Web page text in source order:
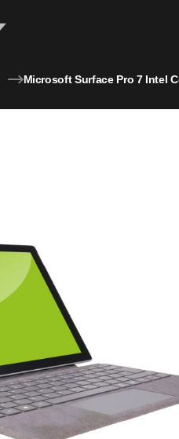
Microsoft Surface Pro 7 Intel